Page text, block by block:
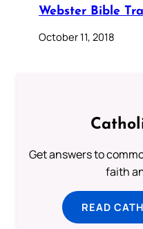
Webster Bible
October 11, 2018
Get answers to
faith
READ